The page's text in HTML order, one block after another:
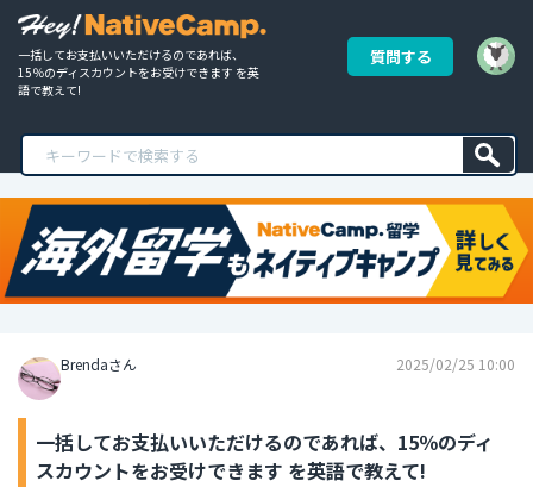
一括してお支払いいただけるのであれば、
15％のディスカウントをお受けできます を英
語で教えて!
質問する
Brendaさん 2025/02/25 10:00
一括してお支払いいただけるのであれば、15％のディ
スカウントをお受けできます を英語で教えて!